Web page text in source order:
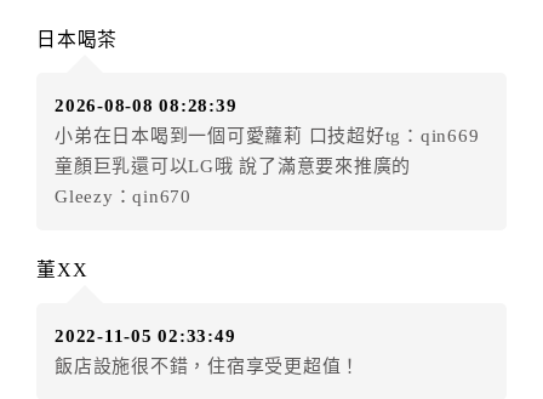
房者應補足差額。（限原訂飯店）
房者不得要求退其差額。（限原訂飯店）
五、保留住宿權益(保留住房)
．訂房者因故辦理訂單異動，本飯店可接受
．訂房者使用「保留住宿金額」時，請注意！為避免飯
件放棄訂單（住宿權益）。 （限原訂飯店使用）
．每筆訂單異動限定乙次，限原訂飯店，異動完成後不
日本喝茶
2026-08-08 08:28:39
小弟在日本喝到一個可愛蘿莉 口技超好tg：qin669
童顏巨乳還可以LG哦 說了滿意要來推廣的
Gleezy：qin670
董XX
2022-11-05 02:33:49
飯店設施很不錯，住宿享受更超值！